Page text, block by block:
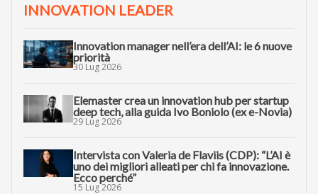
INNOVATION LEADER
Innovation manager nell’era dell’AI: le 6 nuove
priorità
30 Lug 2026
Elemaster crea un innovation hub per startup
deep tech, alla guida Ivo Boniolo (ex e-Novia)
29 Lug 2026
Intervista con Valeria de Flaviis (CDP): “L’AI è
uno dei migliori alleati per chi fa innovazione.
Ecco perché”
15 Lug 2026